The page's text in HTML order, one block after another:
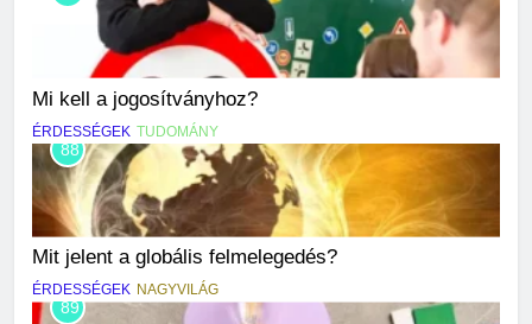
Mi kell a jogosítványhoz?
ÉRDESSÉGEK TUDOMÁNY
88
Mit jelent a globális felmelegedés?
ÉRDESSÉGEK NAGYVILÁG
89